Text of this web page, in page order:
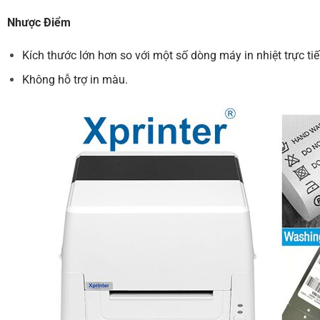
Nhược Điểm
Kích thước lớn hơn so với một số dòng máy in nhiệt trực
Không hỗ trợ in màu.